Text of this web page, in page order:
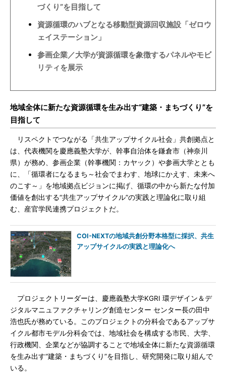
づくり”を目指して
資源循環のハブとなる移動型資源回収施設「ゼロウ
ェイステーション」
参画企業／大学が資源循環を象徴するパネルやモビ
リティを展示
地域全体に新たな資源循環を生み出す“建築・まちづくり”を
目指して
リスペクトでつながる「共生アップサイクル社会」共創拠点と
は、代表機関を慶應義塾大学が、幹事自治体を鎌倉市（神奈川
県）が務め、参画企業（幹事機関：カヤック）や参画大学ととも
に、「循環者になるまち～社会でまわす、地球にかえす、未来へ
のこす～」を地域拠点ビジョンに掲げ、循環の中から新たな付加
価値を創出する“共生アップサイクル”の実践と理論化に取り組
む、産官学民連携プロジェクトだ。
COI-NEXTの地域共創分野本格型に採択、共生
アップサイクルの実践と理論化へ
プロジェクトリーダーは、慶應義塾大学KGRI 環デザイン＆デ
ジタルマニュファクチャリング創造センター センター長の田中
浩也氏が務めている。このプロジェクトの分科会であるアップサ
イクル都市モデル分科会では、地域社会を構成する市民、大学、
行政機関、企業などが協調することで地域全体に新たな資源循環
を生み出す“建築・まちづくり”を目指し、研究開発に取り組んで
いる。